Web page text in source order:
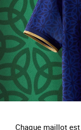
Chaque maillot